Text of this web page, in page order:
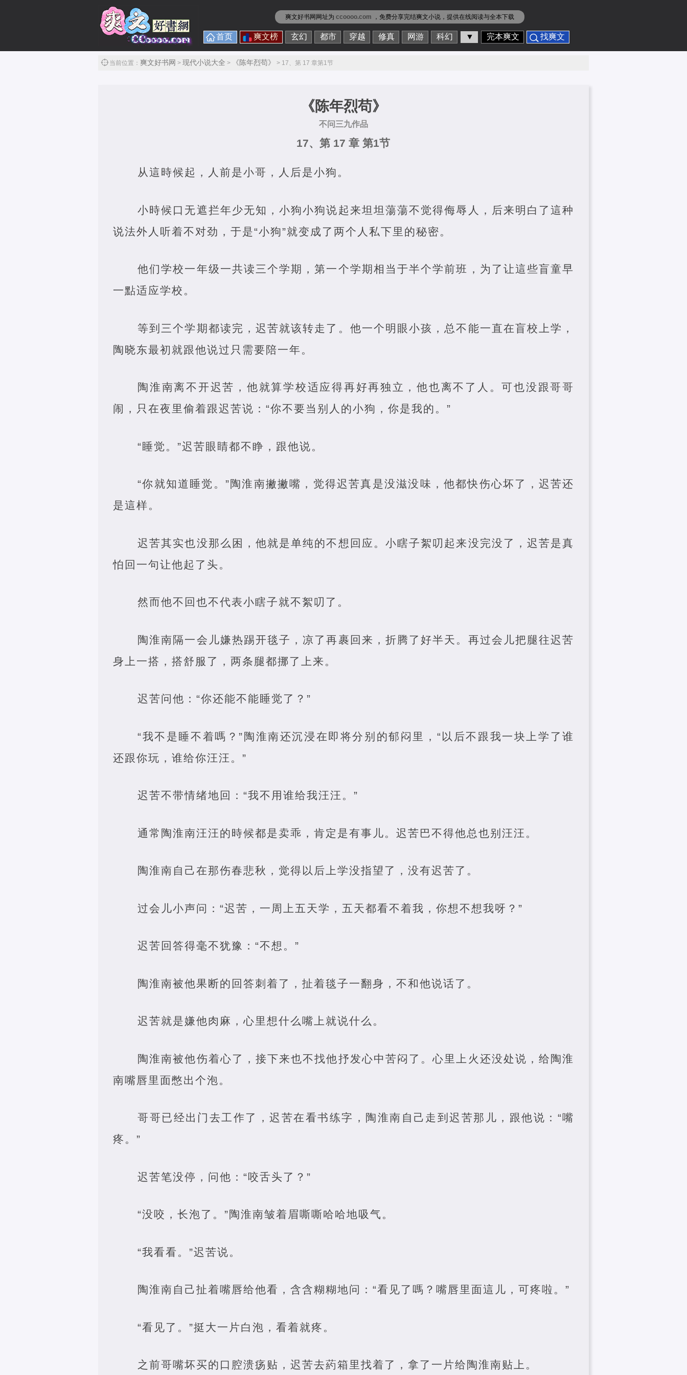
爽文好书网网址为 ccoooo.com ，免费分享完结爽文小说 ，提供在线阅读与全本下载
首页 爽文榜 玄幻 都市 穿越 修真 网游 科幻 ▼ 完本爽文 找爽文
当前位置： 爽文好书网 > 现代小说大全 > 《陈年烈苟》 > 17、第 17 章第1节
《陈年烈苟》
不问三九作品
17、第 17 章 第1节
从這時候起，人前是小哥，人后是小狗。
小時候口无遮拦年少无知，小狗小狗说起来坦坦蕩蕩不觉得侮辱人，后来明白了這种
说法外人听着不对劲，于是“小狗”就变成了两个人私下里的秘密。
他们学校一年级一共读三个学期，第一个学期相当于半个学前班，为了让這些盲童早
一點适应学校。
等到三个学期都读完，迟苦就该转走了。他一个明眼小孩，总不能一直在盲校上学，
陶晓东最初就跟他说过只需要陪一年。
陶淮南离不开迟苦，他就算学校适应得再好再独立，他也离不了人。可也没跟哥哥
闹，只在夜里偷着跟迟苦说：“你不要当别人的小狗，你是我的。”
“睡觉。”迟苦眼睛都不睁，跟他说。
“你就知道睡觉。”陶淮南撇撇嘴，觉得迟苦真是没滋没味，他都快伤心坏了，迟苦还
是這样。
迟苦其实也没那么困，他就是单纯的不想回应。小瞎子絮叨起来没完没了，迟苦是真
怕回一句让他起了头。
然而他不回也不代表小瞎子就不絮叨了。
陶淮南隔一会儿嫌热踢开毯子，凉了再裹回来，折腾了好半天。再过会儿把腿往迟苦
身上一搭，搭舒服了，两条腿都挪了上来。
迟苦问他：“你还能不能睡觉了？”
“我不是睡不着嗎？”陶淮南还沉浸在即将分别的郁闷里，“以后不跟我一块上学了谁
还跟你玩，谁给你汪汪。”
迟苦不带情绪地回：“我不用谁给我汪汪。”
通常陶淮南汪汪的時候都是卖乖，肯定是有事儿。迟苦巴不得他总也别汪汪。
陶淮南自己在那伤春悲秋，觉得以后上学没指望了，没有迟苦了。
过会儿小声问：“迟苦，一周上五天学，五天都看不着我，你想不想我呀？”
迟苦回答得毫不犹豫：“不想。”
陶淮南被他果断的回答刺着了，扯着毯子一翻身，不和他说话了。
迟苦就是嫌他肉麻，心里想什么嘴上就说什么。
陶淮南被他伤着心了，接下来也不找他抒发心中苦闷了。心里上火还没处说，给陶淮
南嘴唇里面憋出个泡。
哥哥已经出门去工作了，迟苦在看书练字，陶淮南自己走到迟苦那儿，跟他说：“嘴
疼。”
迟苦笔没停，问他：“咬舌头了？”
“没咬，长泡了。”陶淮南皱着眉嘶嘶哈哈地吸气。
“我看看。”迟苦说。
陶淮南自己扯着嘴唇给他看，含含糊糊地问：“看见了嗎？嘴唇里面這儿，可疼啦。”
“看见了。”挺大一片白泡，看着就疼。
之前哥嘴坏买的口腔溃疡贴，迟苦去葯箱里找着了，拿了一片给陶淮南贴上。